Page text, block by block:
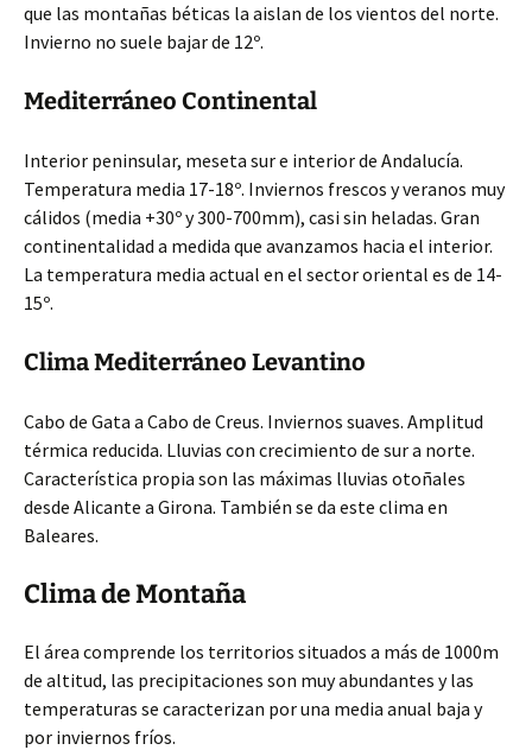
que las montañas béticas la aislan de los vientos del norte.
Invierno no suele bajar de 12º.
Mediterráneo Continental
Interior peninsular, meseta sur e interior de Andalucía.
Temperatura media 17-18º. Inviernos frescos y veranos muy
cálidos (media +30º y 300-700mm), casi sin heladas. Gran
continentalidad a medida que avanzamos hacia el interior.
La temperatura media actual en el sector oriental es de 14-
15º.
Clima Mediterráneo Levantino
Cabo de Gata a Cabo de Creus. Inviernos suaves. Amplitud
térmica reducida. Lluvias con crecimiento de sur a norte.
Característica propia son las máximas lluvias otoñales
desde Alicante a Girona. También se da este clima en
Baleares.
Clima de Montaña
El área comprende los territorios situados a más de 1000m
de altitud, las precipitaciones son muy abundantes y las
temperaturas se caracterizan por una media anual baja y
por inviernos fríos.